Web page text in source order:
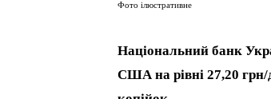
Фото ілюстративне
Національний банк
США на рівні 27,20 грн/